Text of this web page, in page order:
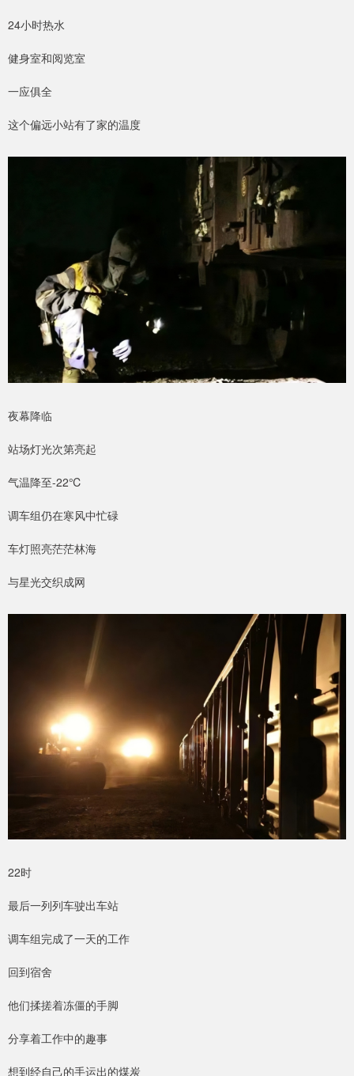
24小时热水
健身室和阅览室
一应俱全
这个偏远小站有了家的温度
夜幕降临
站场灯光次第亮起
气温降至-22℃
调车组仍在寒风中忙碌
车灯照亮茫茫林海
与星光交织成网
22时
最后一列列车驶出车站
调车组完成了一天的工作
回到宿舍
他们揉搓着冻僵的手脚
分享着工作中的趣事
想到经自己的手运出的煤炭